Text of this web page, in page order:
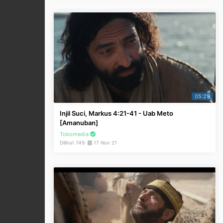
05:29
Injil Suci, Markus 4:21-41 - Uab Meto
[Amanuban]
Tokomedia
Dilihat 749 17 Nov 21